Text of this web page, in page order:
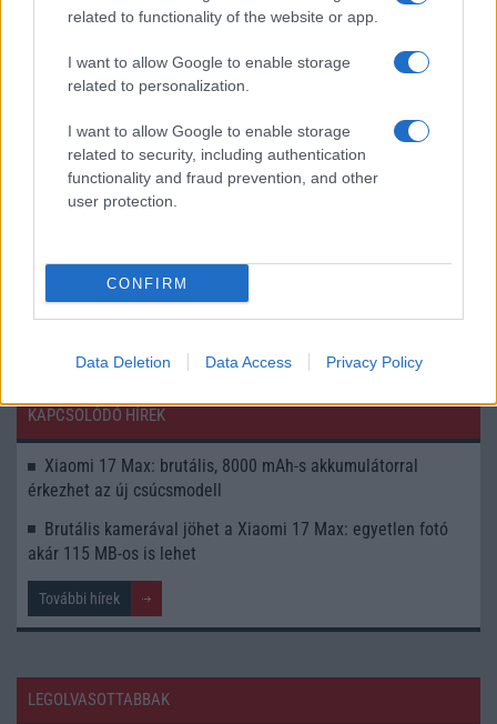
related to functionality of the website or app.
I want to allow Google to enable storage
related to personalization.
I want to allow Google to enable storage
related to security, including authentication
functionality and fraud prevention, and other
user protection.
CONFIRM
Data Deletion Data Access Privacy Policy
A Xiaomi új csúcsmobilja új szintre emelheti a „Max”
Brutális kamerával jöhet a Xiaomi 17
Max: egyetlen fotó akár 115 MB-os is
lehet
2026.05.15
KAPCSOLÓDÓ HÍREK
Xiaomi 17 Max: brutális, 8000 mAh-s akkumulátorral
érkezhet az új csúcsmodell
Brutális kamerával jöhet a Xiaomi 17 Max: egyetlen fotó
akár 115 MB-os is lehet
További hírek
LEGOLVASOTTABBAK